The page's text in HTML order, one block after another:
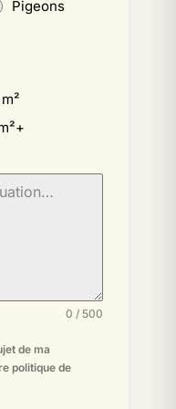
Pigeons
0 / 500
de ma
politique de